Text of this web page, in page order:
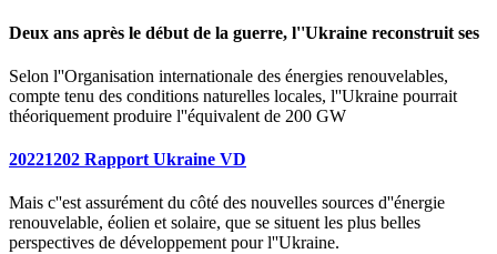
Deux ans après le début de la guerre, l''Ukraine reconstruit ses
Selon l''Organisation internationale des énergies renouvelables,
compte tenu des conditions naturelles locales, l''Ukraine pourrait
théoriquement produire l''équivalent de 200 GW
20221202 Rapport Ukraine VD
Mais c''est assurément du côté des nouvelles sources d''énergie
renouvelable, éolien et solaire, que se situent les plus belles
perspectives de développement pour l''Ukraine.